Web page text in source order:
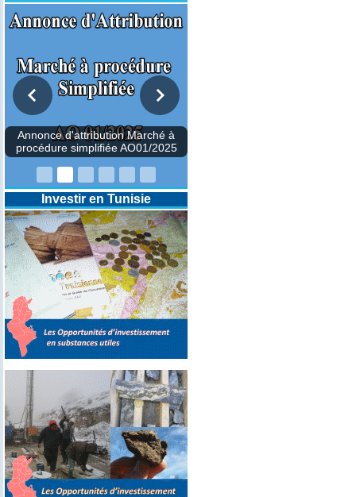
Annonce d'attribution
procédure simplifiée
Investir en Tunisie